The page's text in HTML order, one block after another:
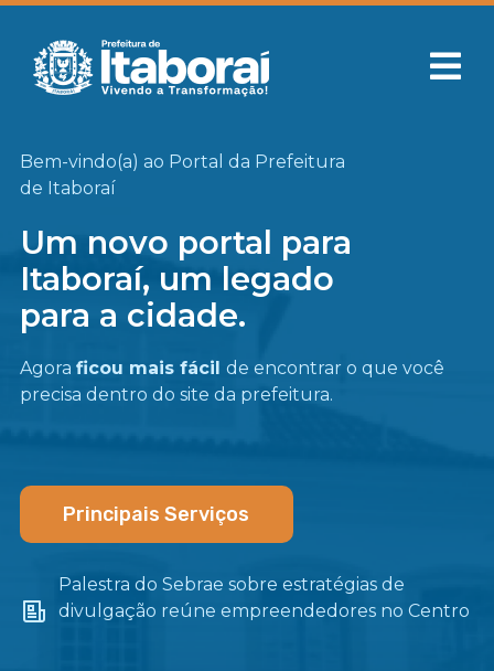
Bem-vindo(a) ao Portal da Prefeitura
de Itaboraí
Um novo portal para
Itaboraí, um legado
para a cidade.
Agora ficou mais fácil de encontrar o que você
precisa dentro do site da prefeitura.
Principais Serviços
Palestra do Sebrae sobre estratégias de
divulgação reúne empreendedores no Centro